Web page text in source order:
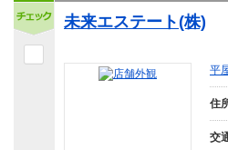
未来エステート(株)
平
住
交